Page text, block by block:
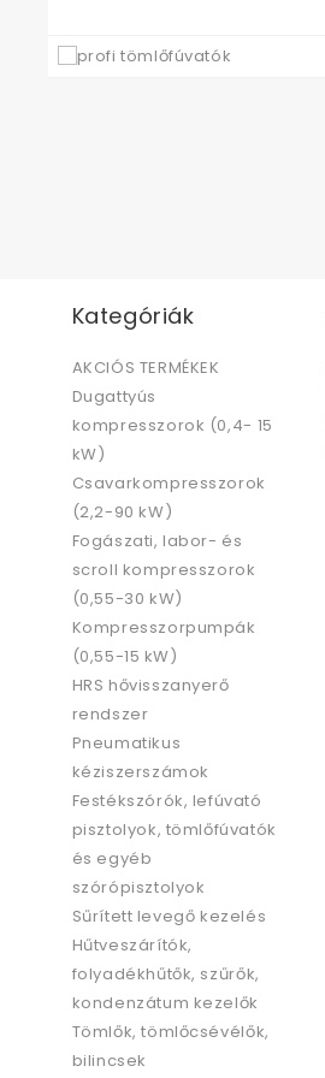
Kategóriák
AKCIÓS TERMÉKEK
Dugattyús
kompresszorok (0,4- 15
kW)
Csavarkompresszorok
(2,2-90 kW)
Fogászati, labor- és
scroll kompresszorok
(0,55-30 kW)
Kompresszorpumpák
(0,55-15 kW)
HRS hővisszanyerő
rendszer
Pneumatikus
kéziszerszámok
Festékszórók, lefúvató
pisztolyok, tömlőfúvatók
és egyéb
szórópisztolyok
Sűrített levegő kezelés
Hűtveszárítók,
folyadékhűtők, szűrők,
kondenzátum kezelők
Tömlők, tömlőcsévélők,
bilincsek